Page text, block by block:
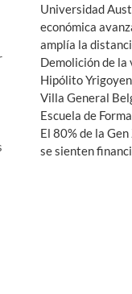
Universidad
económica
amplía la
Demolición de la
Hipólito Yrigoyen
Villa General
Escuela de
El 80% de la
se sienten